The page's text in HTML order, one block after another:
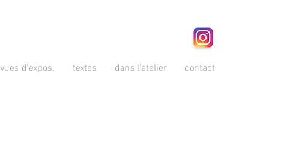
vues d'expos. textes dans l'atelier contact